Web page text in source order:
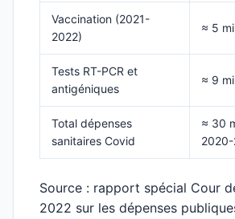
Vaccination (2021-
2022)
≈ 5
Tests RT-PCR et
antigéniques
≈ 9
Total dépenses
sanitaires Covid
≈ 30
Source : rapport spécial Cour
2022 sur les dépenses